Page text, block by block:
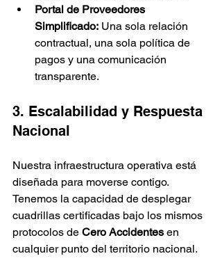
Portal de Proveedores
Simplificado: Una sola relación
contractual, una sola política de
pagos y una comunicación
transparente.
3. Escalabilidad y Respuesta
Nacional
Nuestra infraestructura operativa está
diseñada para moverse contigo.
Tenemos la capacidad de desplegar
cuadrillas certificadas bajo los mismos
protocolos de Cero Accidentes en
cualquier punto del territorio nacional.